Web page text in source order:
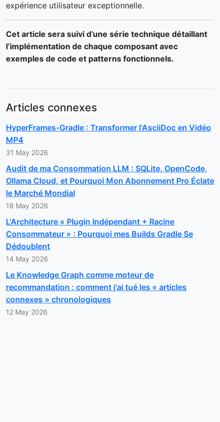
expérience utilisateur exceptionnelle.
Cet article sera suivi d’une série technique détaillant
l’implémentation de chaque composant avec
exemples de code et patterns fonctionnels.
Articles connexes
HyperFrames-Gradle : Transformer l'AsciiDoc en Vidéo
MP4
31 May 2026
Audit de ma Consommation LLM : SQLite, OpenCode,
Ollama Cloud, et Pourquoi Mon Abonnement Pro Éclate
le Marché Mondial
18 May 2026
L'Architecture « Plugin Indépendant + Racine
Consommateur » : Pourquoi mes Builds Gradle Se
Dédoublent
14 May 2026
Le Knowledge Graph comme moteur de
recommandation : comment j'ai tué les « articles
connexes » chronologiques
12 May 2026